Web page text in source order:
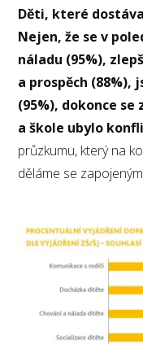
Děti, které
Nejen, že se v
náladu (95%),
a prospěch (88%),
(95%), dokonce
a škole ubylo
průzkumu, který na
děláme se